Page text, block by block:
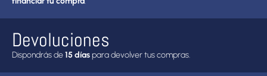
Devoluciones
Dispondrás de15 díaspara devolver tus compras.